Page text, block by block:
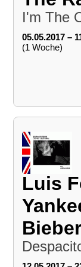
I'm The
05.05.2017 –
(1 Woche)
Luis
Bieber